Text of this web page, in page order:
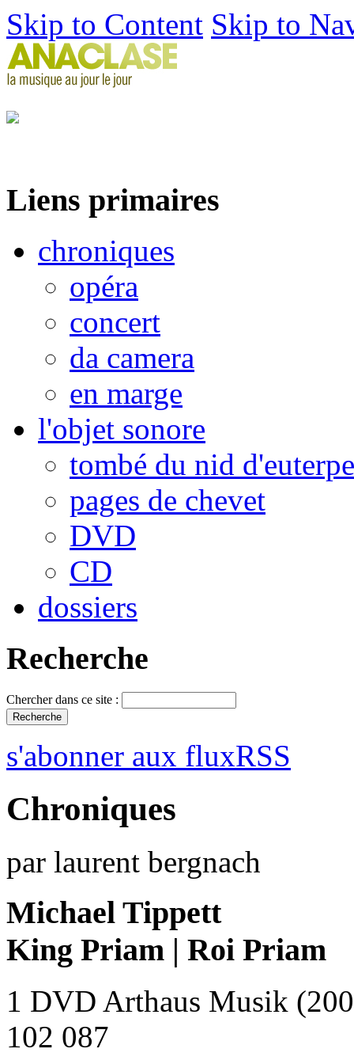
Skip to Content Skip to
Liens primaires
chroniques
opéra
concert
da camera
en marge
l'objet sonore
tombé du nid d'euterpe
pages de chevet
DVD
CD
dossiers
Recherche
Chercher dans ce site :
s'abonner aux fluxRSS
Chroniques
par laurent bergnach
Michael Tippett
King Priam | Roi Priam
1 DVD Arthaus Musik
102 087